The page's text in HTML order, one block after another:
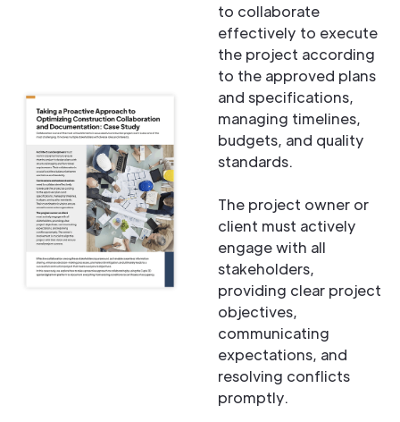
to collaborate
effectively to execute
the project according
to the approved plans
and specifications,
managing timelines,
budgets, and quality
standards.
The project owner or
client must actively
engage with all
stakeholders,
providing clear project
objectives,
communicating
expectations, and
resolving conflicts
promptly.